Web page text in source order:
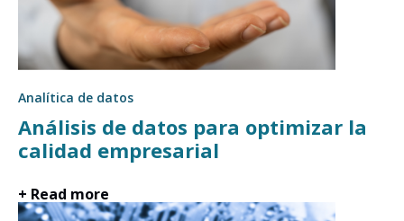
Analítica de datos
Análisis de datos para optimizar la
calidad empresarial
+ Read more